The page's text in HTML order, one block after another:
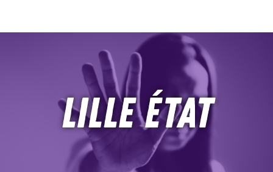
Lille état